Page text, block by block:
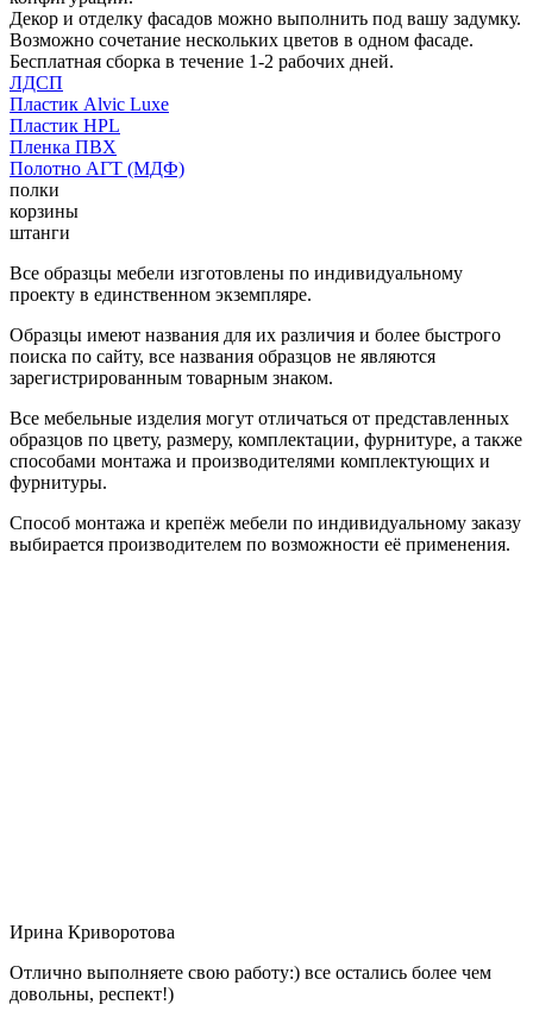
Декор и отделку фасадов можно выполнить под вашу задумку.
Возможно сочетание нескольких цветов в одном фасаде.
Бесплатная сборка в течение 1-2 рабочих дней.
ЛДСП
Пластик Alvic Luxe
Пластик HPL
Пленка ПВХ
Полотно АГТ (МДФ)
полки
корзины
штанги
Все образцы мебели изготовлены по индивидуальному
проекту в единственном экземпляре.
Образцы имеют названия для их различия и более быстрого
поиска по сайту, все названия образцов не являются
зарегистрированным товарным знаком.
Все мебельные изделия могут отличаться от представленных
образцов по цвету, размеру, комплектации, фурнитуре, а также
способами монтажа и производителями комплектующих и
фурнитуры.
Способ монтажа и крепёж мебели по индивидуальному заказу
выбирается производителем по возможности её применения.
Ирина Криворотова
Отлично выполняете свою работу:) все остались более чем
довольны, респект!)